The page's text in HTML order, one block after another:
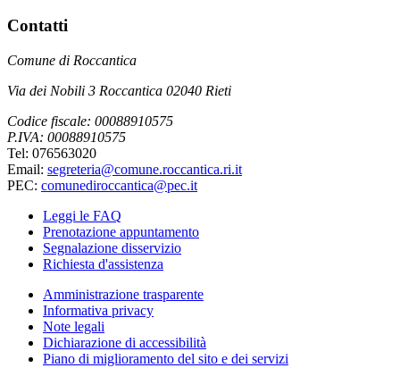
Contatti
Comune di Roccantica
Via dei Nobili 3 Roccantica 02040 Rieti
Codice fiscale: 00088910575
P.IVA: 00088910575
Tel: 076563020
Email: segreteria@comune.roccantica.ri.it
PEC: comunediroccantica@pec.it
Leggi le FAQ
Prenotazione appuntamento
Segnalazione disservizio
Richiesta d'assistenza
Amministrazione trasparente
Informativa privacy
Note legali
Dichiarazione di accessibilità
Piano di miglioramento del sito e dei servizi